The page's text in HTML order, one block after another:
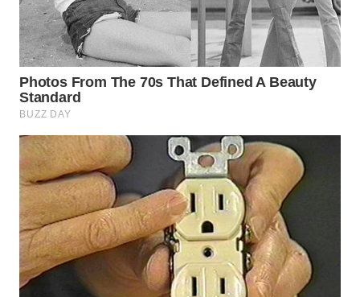
TANGERANG
WN
BINJAI
WN
WN
INDRAMAYU
WN
KUNINGAN